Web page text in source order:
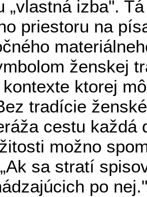
„vlastná izba".
priestoru na
ženskej
ktorej
tradície
cestu každá
možno
sa stratí
po